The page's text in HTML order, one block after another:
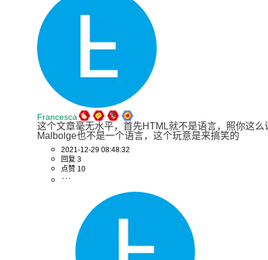
Francesca
这个文章毫无水平，首先HTML就不是语言，照你这
Malbolge也不是一个语言，这个玩意是来搞笑的
2021-12-29 08:48:32
回复 3
点赞 10